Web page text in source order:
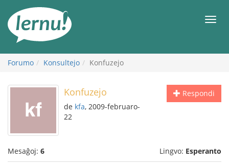
enhavo
Forumo Konsultejo Konfuzejo
Respondi
Konfuzejo
de kfa, 2009-februaro-
22
Mesaĝoj: 6 Lingvo: Esperanto